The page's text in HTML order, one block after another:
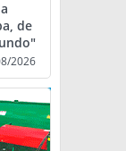
de
2026